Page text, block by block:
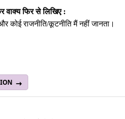
वाक्‍य फिर से लिखिए :
कोई राजनीति/कूटनीति मैं नहीं जानता।